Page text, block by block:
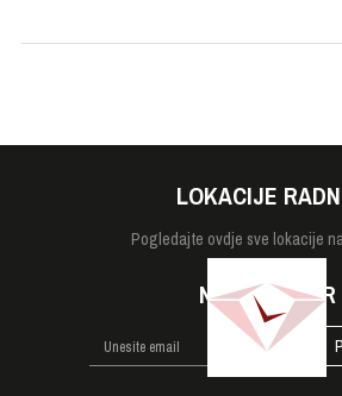
LOKACIJE
Pogledajte ovdje sve lokacije
NEWSLETTER